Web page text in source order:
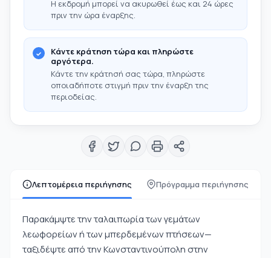
Λεπτομέρεια περιήγησης Πρόγραμμα περιήγησης
Παρακάμψτε την ταλαιπωρία των γεμάτων
λεωφορείων ή των μπερδεμένων πτήσεων—
ταξιδέψτε από την Κωνσταντινούπολη στην
Η εκδρομή μπορεί να ακυρωθεί έως και 24 ώρες
πριν την ώρα έναρξης.
Κάντε κράτηση τώρα και πληρώστε
αργότερα.
Κάντε την κράτησή σας τώρα, πληρώστε
οποιαδήποτε στιγμή πριν την έναρξη της
περιοδείας.